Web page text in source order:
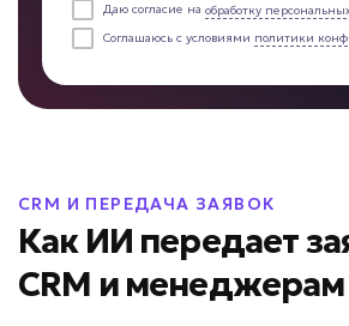
Даю согласие на обработку
Соглашаюсь с условиями политики
CRM И ПЕРЕДАЧА ЗАЯВОК
Как ИИ передает
CRM и менеджерам